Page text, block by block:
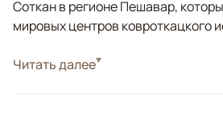
Соткан в регионе Пешавар,
мировых центров ковроткацкого
СтильКлассические
Читать далее